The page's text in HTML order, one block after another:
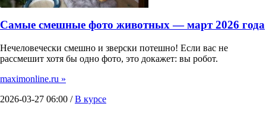
Самые смешные фото животных — март 2026 года
Нечеловечески смешно и зверски потешно! Если вас не
рассмешит хотя бы одно фото, это докажет: вы робот.
maximonline.ru »
2026-03-27 06:00 /В курсе